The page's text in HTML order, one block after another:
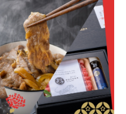
フト・詰合せ
沢牛
き焼き肉
沢牛
肉・ステーキ肉